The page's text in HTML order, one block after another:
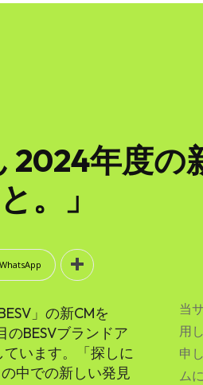
2024年度
。」
WhatsApp
」の新CMを
BESVブランドア
います。「探しに
中での新しい発見
当
用
申
ム